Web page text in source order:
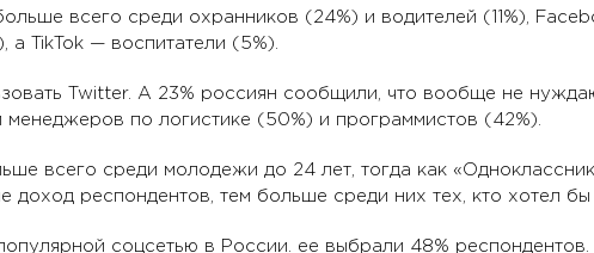
всего среди охранников (24%) и водителей (11%),
TikTok — воспитатели (5%).
Twitter. А 23% россиян сообщили, что вообще не
по логистике (50%) и программистов (42%).
всего среди молодежи до 24 лет, тогда как
респондентов, тем больше среди них тех, кто хотел бы
соцсетью в России. ее выбрали 48%